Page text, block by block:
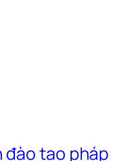
đào tạo pháp